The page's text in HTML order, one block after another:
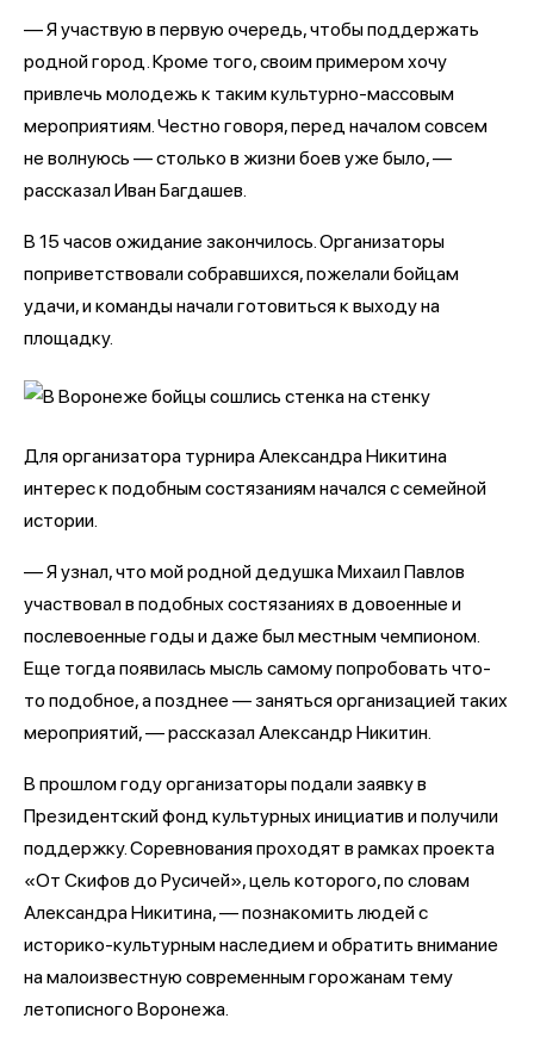
— Я участвую в первую очередь, чтобы поддержать
родной город. Кроме того, своим примером хочу
привлечь молодежь к таким культурно-массовым
мероприятиям. Честно говоря, перед началом совсем
не волнуюсь — столько в жизни боев уже было, —
рассказал Иван Багдашев.
В 15 часов ожидание закончилось. Организаторы
поприветствовали собравшихся, пожелали бойцам
удачи, и команды начали готовиться к выходу на
площадку.
Для организатора турнира Александра Никитина
интерес к подобным состязаниям начался с семейной
истории.
— Я узнал, что мой родной дедушка Михаил Павлов
участвовал в подобных состязаниях в довоенные и
послевоенные годы и даже был местным чемпионом.
Еще тогда появилась мысль самому попробовать что-
то подобное, а позднее — заняться организацией таких
мероприятий, — рассказал Александр Никитин.
В прошлом году организаторы подали заявку в
Президентский фонд культурных инициатив и получили
поддержку. Соревнования проходят в рамках проекта
«От Скифов до Русичей», цель которого, по словам
Александра Никитина, — познакомить людей с
историко-культурным наследием и обратить внимание
на малоизвестную современным горожанам тему
летописного Воронежа.